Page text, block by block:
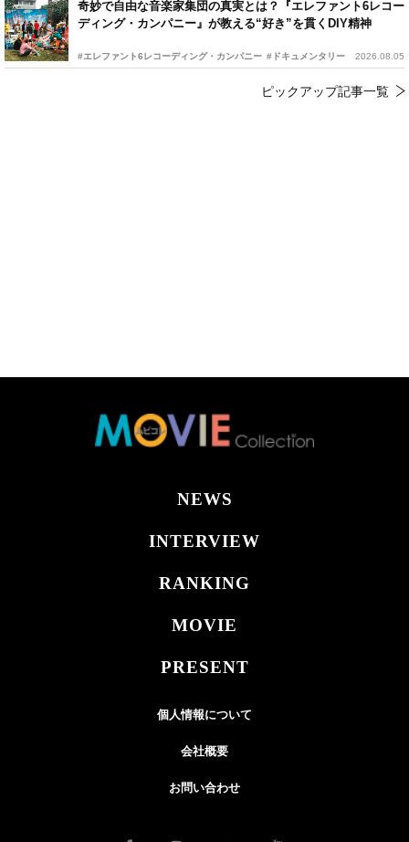
奇妙で自由な音楽家集団の真実とは？『エレファント6レコー
ディング・カンパニー』が教える“好き”を貫くDIY精神
#エレファント6レコーディング・カンパニー #ドキュメンタリー 2026.08.05
ピックアップ記事一覧
NEWS
INTERVIEW
RANKING
MOVIE
PRESENT
個人情報について
会社概要
お問い合わせ